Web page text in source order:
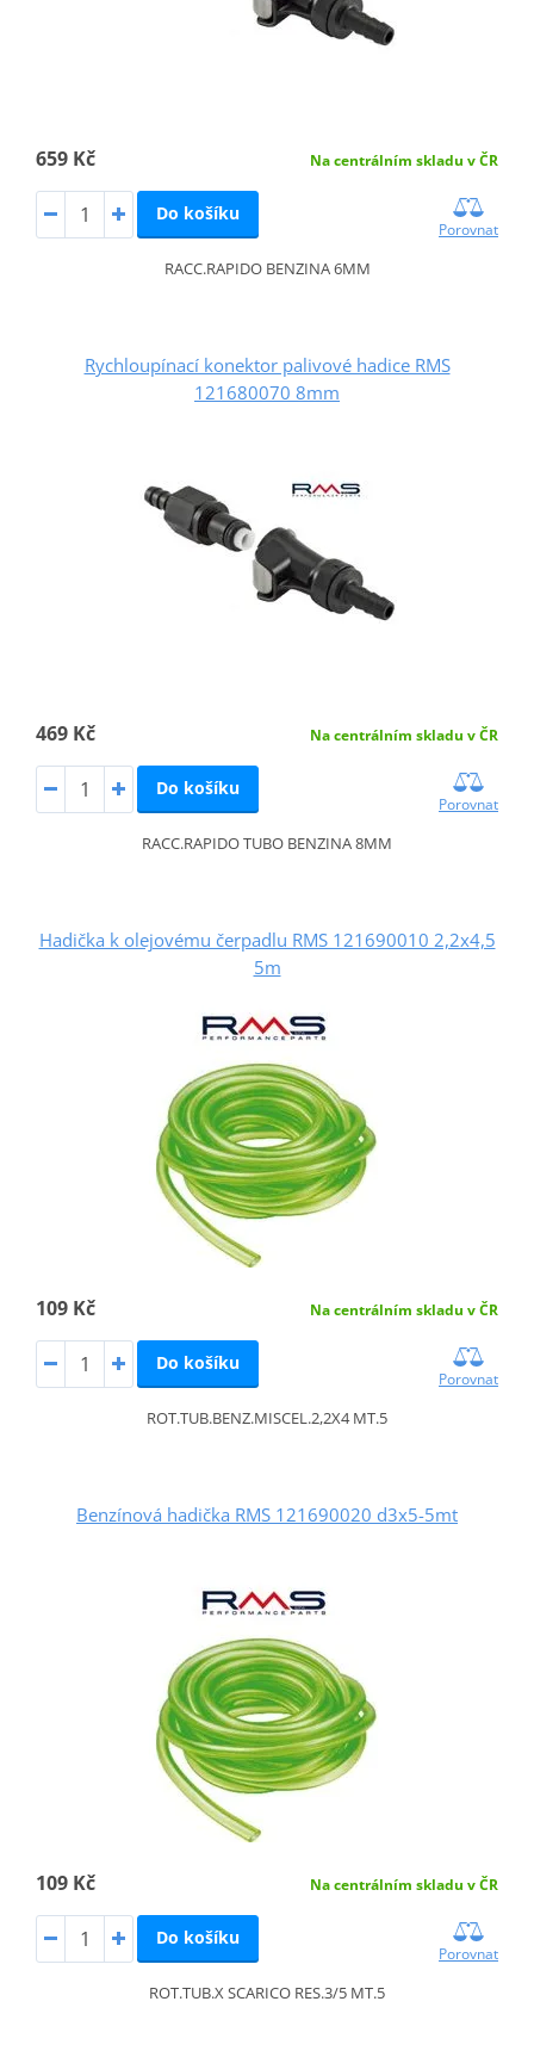
659 Kč Na centrálním skladu v ČR
Do košíku
Porovnat
RACC.RAPIDO BENZINA 6MM
Rychloupínací konektor palivové hadice RMS
121680070 8mm
469 Kč Na centrálním skladu v ČR
Do košíku
Porovnat
RACC.RAPIDO TUBO BENZINA 8MM
Hadička k olejovému čerpadlu RMS 121690010 2,2x4,5
5m
109 Kč Na centrálním skladu v ČR
Do košíku
Porovnat
ROT.TUB.BENZ.MISCEL.2,2X4 MT.5
Benzínová hadička RMS 121690020 d3x5-5mt
109 Kč Na centrálním skladu v ČR
Do košíku
Porovnat
ROT.TUB.X SCARICO RES.3/5 MT.5